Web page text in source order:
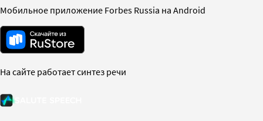
Мобильное приложение Forbes Russia на Android
На сайте работает синтез речи